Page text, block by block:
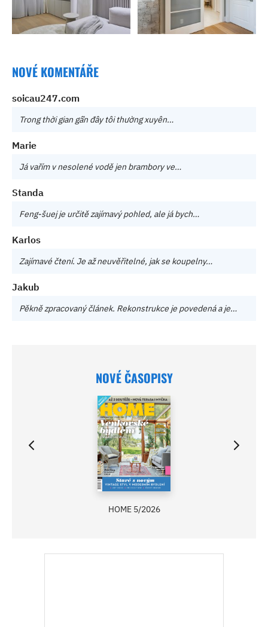
NOVÉ KOMENTÁŘE
soicau247.com
Trong thời gian gần đây tôi thường xuyên…
Marie
Já vařím v nesolené vodě jen brambory ve…
Standa
Feng-šuej je určitě zajímavý pohled, ale já bych…
Karlos
Zajímavé čtení. Je až neuvěřitelné, jak se koupelny…
Jakub
Pěkně zpracovaný článek. Rekonstrukce je povedená a je…
NOVÉ ČASOPISY
ASB 06/2025